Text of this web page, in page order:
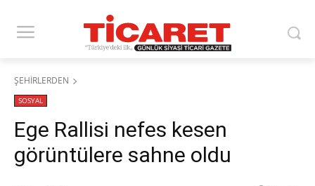
ŞEHİRLERDEN
SOSYAL
Ege Rallisi nefes kesen
görüntülere sahne oldu